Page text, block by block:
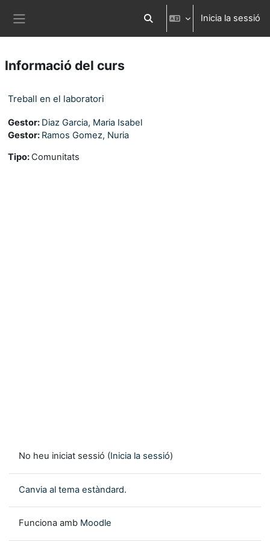
Commuta l'entrada de la cerca
Inicia la sessió
Informació del curs
Treball en el laboratori
Gestor: Diaz Garcia, Maria Isabel
Gestor: Ramos Gomez, Nuria
Tipo: Comunitats
No heu iniciat sessió (Inicia la sessió)
Canvia al tema estàndard.
Funciona amb Moodle